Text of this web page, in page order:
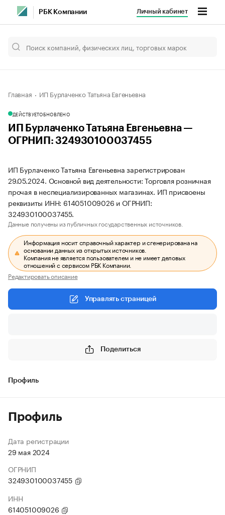
РБК Компании Личный кабинет
Главная ИП Бурлаченко Татьяна Евгеньевна
ДЕЙСТВУЕТОБНОВЛЕНО
ИП Бурлаченко Татьяна Евгеньевна —
ОГРНИП: 324930100037455
ИП Бурлаченко Татьяна Евгеньевна зарегистрирован
29.05.2024. Основной вид деятельности: Торговля розничная
прочая в неспециализированных магазинах. ИП присвоены
реквизиты ИНН: 614051009026 и ОГРНИП:
324930100037455.
Данные получены из публичных государственных источников.
Информация носит справочный характер и сгенерирована на
основании данных из открытых источников.
Компания не является пользователем и не имеет деловых
отношений с сервисом РБК Компании.
Редактировать описание
Управлять страницей
Поделиться
Профиль
Профиль
Дата регистрации
29 мая 2024
ОГРНИП
324930100037455
ИНН
614051009026